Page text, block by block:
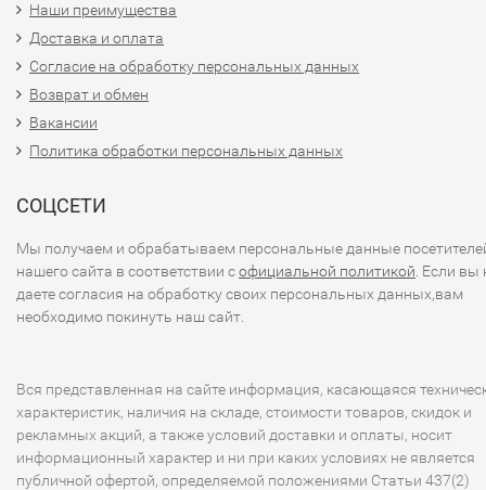
Наши преимущества
Доставка и оплата
Согласие на обработку персональных данных
Возврат и обмен
Вакансии
Политика обработки персональных данных
СОЦСЕТИ
Мы получаем и обрабатываем персональные данные
нашего сайта в соответствии софициальной политикой . Если вы
даете согласия на обработку своих персональных данных,вам
необходимо покинуть наш сайт.
Вся представленная на сайте информация, касающаяся
характеристик, наличия на складе, стоимости товаров, скидок и
рекламных акций, а также условий доставки и оплаты, носит
информационный характер и ни при каких условиях не является
публичной офертой, определяемой положениями Статьи 437(2)